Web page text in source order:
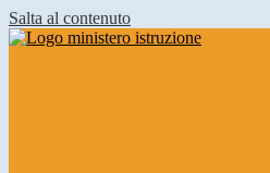
Salta al contenuto